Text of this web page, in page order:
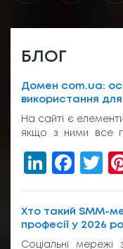
БЛОГ
Домен com.ua:
використання для
На сайті є
якщо з ними все
рекламі, у
або в підписі
звично, людина
Хто такий SMM-
професії у 2026
Соціальні мережі